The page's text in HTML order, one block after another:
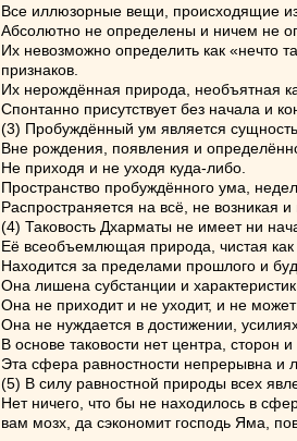
Все иллюзорные вещи, происходящие
Абсолютно не определены и ничем не
Их невозможно определить как «нечто
признаков.
Их нерождённая природа, необъятная
Спонтанно присутствует без начала и
(3) Пробуждённый ум является
Вне рождения, появления и
Не приходя и не уходя куда-либо.
Пространство пробуждённого ума,
Распространяется на всё, не возникая и
(4) Таковость Дхарматы не имеет ни
Её всеобъемлющая природа, чистая
Находится за пределами прошлого и
Она лишена субстанции и
Она не приходит и не уходит, и не
Она не нуждается в достижении,
В основе таковости нет центра, сторон
Эта сфера равностности непрерывна и
(5) В силу равностной природы всех
Нет ничего, что бы не находилось в
вам мозх, да сэкономит господь Яма,